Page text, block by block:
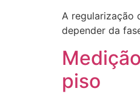
A regularização
depender da
piso